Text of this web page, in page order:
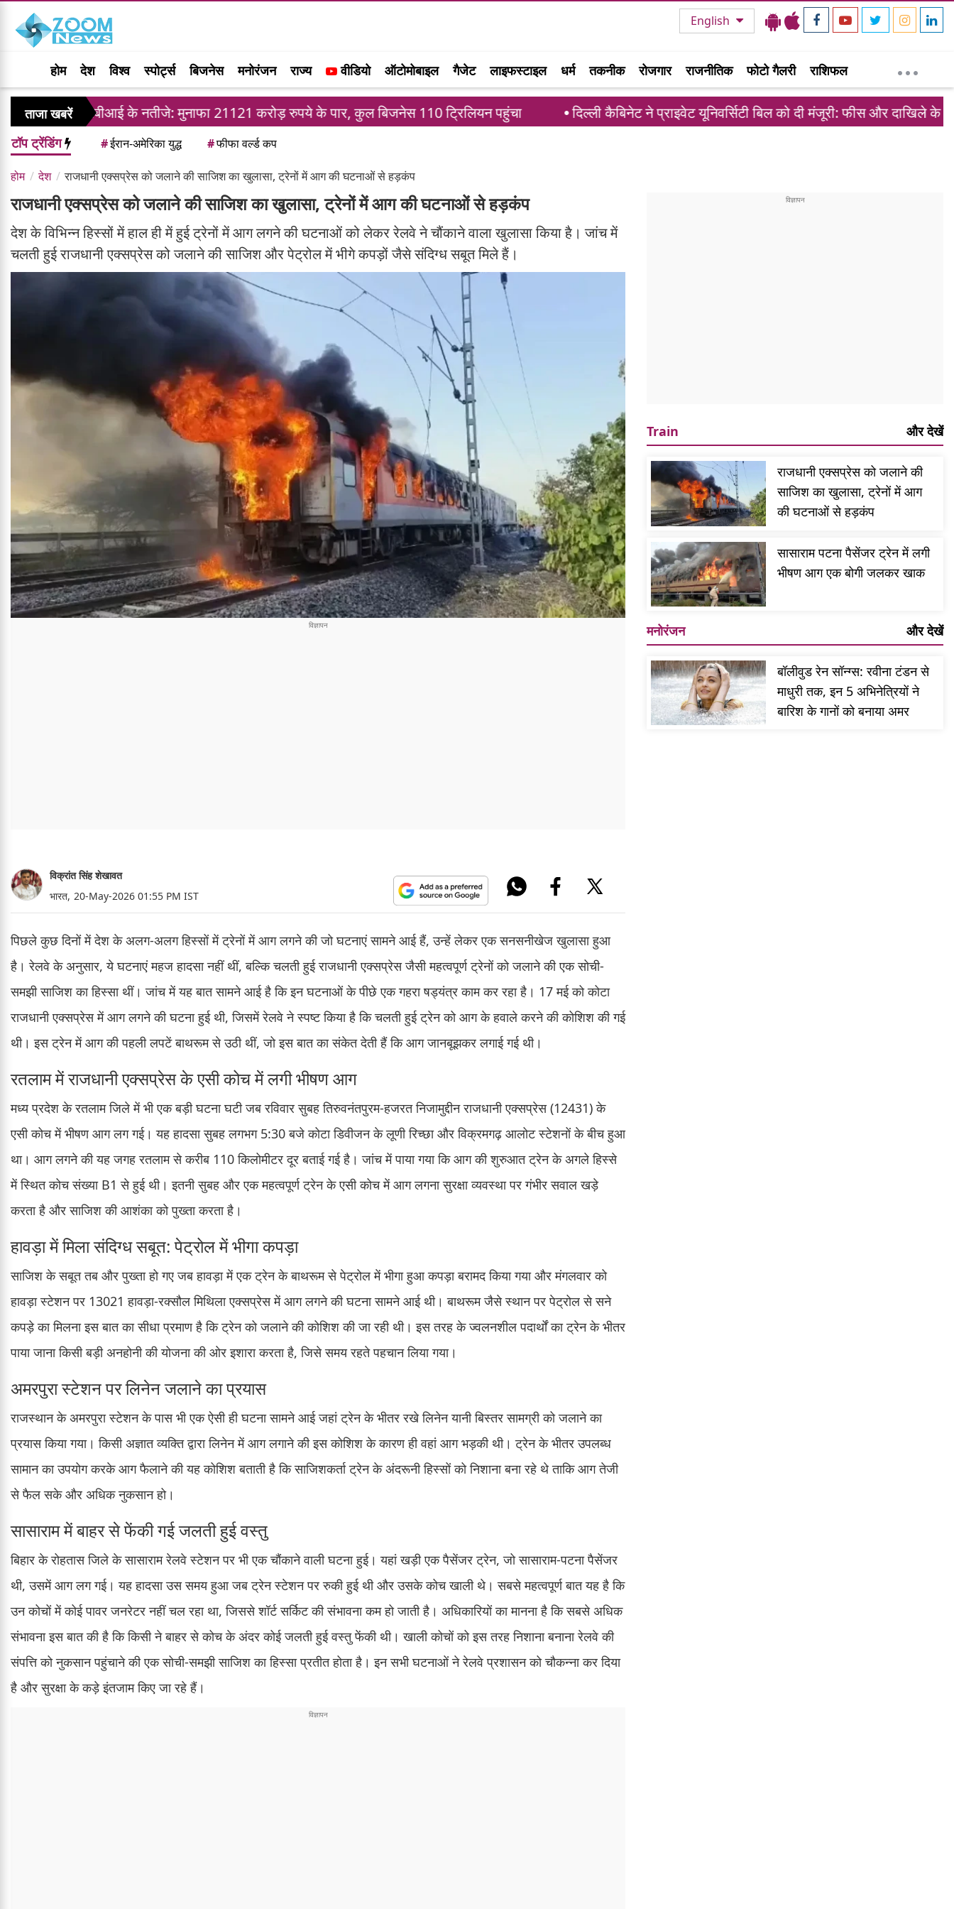
English
होम देश विश्व स्पोर्ट्स बिजनेस मनोरंजन राज्य वीडियो ऑटोमोबाइल गैजेट लाइफस्टाइल धर्म तकनीक रोजगार राजनीतिक फोटो गैलरी राशिफल
ताजा खबरें
एसबीआई के नतीजे: मुनाफा 21121 करोड़ रुपये के पार, कुल बिजनेस 110 ट्रिलियन पहुंचा दिल्ली कैबिनेट ने प्राइवेट यूनिवर्सिटी बिल को दी मंजूरी: फीस और दाखिले के नए नियम लागू
टॉप ट्रेंडिंग #ईरान-अमेरिका युद्ध #फीफा वर्ल्ड कप
होम देश राजधानी एक्सप्रेस को जलाने की साजिश का खुलासा, ट्रेनों में आग की घटनाओं से हड़कंप
राजधानी एक्सप्रेस को जलाने की साजिश का खुलासा, ट्रेनों में आग की घटनाओं से हड़कंप
देश के विभिन्न हिस्सों में हाल ही में हुई ट्रेनों में आग लगने की घटनाओं को लेकर रेलवे ने चौंकाने वाला खुलासा किया है। जांच में
चलती हुई राजधानी एक्सप्रेस को जलाने की साजिश और पेट्रोल में भीगे कपड़ों जैसे संदिग्ध सबूत मिले हैं।
विक्रांत सिंह शेखावत
भारत, 20-May-2026 01:55 PM IST
पिछले कुछ दिनों में देश के अलग-अलग हिस्सों में ट्रेनों में आग लगने की जो घटनाएं सामने आई हैं, उन्हें लेकर एक सनसनीखेज खुलासा हुआ
है। रेलवे के अनुसार, ये घटनाएं महज हादसा नहीं थीं, बल्कि चलती हुई राजधानी एक्सप्रेस जैसी महत्वपूर्ण ट्रेनों को जलाने की एक सोची-
समझी साजिश का हिस्सा थीं। जांच में यह बात सामने आई है कि इन घटनाओं के पीछे एक गहरा षड्यंत्र काम कर रहा है। 17 मई को कोटा
राजधानी एक्सप्रेस में आग लगने की घटना हुई थी, जिसमें रेलवे ने स्पष्ट किया है कि चलती हुई ट्रेन को आग के हवाले करने की कोशिश की गई
थी। इस ट्रेन में आग की पहली लपटें बाथरूम से उठी थीं, जो इस बात का संकेत देती हैं कि आग जानबूझकर लगाई गई थी।
रतलाम में राजधानी एक्सप्रेस के एसी कोच में लगी भीषण आग
मध्य प्रदेश के रतलाम जिले में भी एक बड़ी घटना घटी जब रविवार सुबह तिरुवनंतपुरम-हजरत निजामुद्दीन राजधानी एक्सप्रेस (12431) के
एसी कोच में भीषण आग लग गई। यह हादसा सुबह लगभग 5:30 बजे कोटा डिवीजन के लूणी रिच्छा और विक्रमगढ़ आलोट स्टेशनों के बीच हुआ
था। आग लगने की यह जगह रतलाम से करीब 110 किलोमीटर दूर बताई गई है। जांच में पाया गया कि आग की शुरुआत ट्रेन के अगले हिस्से
में स्थित कोच संख्या B1 से हुई थी। इतनी सुबह और एक महत्वपूर्ण ट्रेन के एसी कोच में आग लगना सुरक्षा व्यवस्था पर गंभीर सवाल खड़े
करता है और साजिश की आशंका को पुख्ता करता है।
हावड़ा में मिला संदिग्ध सबूत: पेट्रोल में भीगा कपड़ा
साजिश के सबूत तब और पुख्ता हो गए जब हावड़ा में एक ट्रेन के बाथरूम से पेट्रोल में भीगा हुआ कपड़ा बरामद किया गया और मंगलवार को
हावड़ा स्टेशन पर 13021 हावड़ा-रक्सौल मिथिला एक्सप्रेस में आग लगने की घटना सामने आई थी। बाथरूम जैसे स्थान पर पेट्रोल से सने
कपड़े का मिलना इस बात का सीधा प्रमाण है कि ट्रेन को जलाने की कोशिश की जा रही थी। इस तरह के ज्वलनशील पदार्थों का ट्रेन के भीतर
पाया जाना किसी बड़ी अनहोनी की योजना की ओर इशारा करता है, जिसे समय रहते पहचान लिया गया।
अमरपुरा स्टेशन पर लिनेन जलाने का प्रयास
राजस्थान के अमरपुरा स्टेशन के पास भी एक ऐसी ही घटना सामने आई जहां ट्रेन के भीतर रखे लिनेन यानी बिस्तर सामग्री को जलाने का
प्रयास किया गया। किसी अज्ञात व्यक्ति द्वारा लिनेन में आग लगाने की इस कोशिश के कारण ही वहां आग भड़की थी। ट्रेन के भीतर उपलब्ध
सामान का उपयोग करके आग फैलाने की यह कोशिश बताती है कि साजिशकर्ता ट्रेन के अंदरूनी हिस्सों को निशाना बना रहे थे ताकि आग तेजी
से फैल सके और अधिक नुकसान हो।
सासाराम में बाहर से फेंकी गई जलती हुई वस्तु
बिहार के रोहतास जिले के सासाराम रेलवे स्टेशन पर भी एक चौंकाने वाली घटना हुई। यहां खड़ी एक पैसेंजर ट्रेन, जो सासाराम-पटना पैसेंजर
थी, उसमें आग लग गई। यह हादसा उस समय हुआ जब ट्रेन स्टेशन पर रुकी हुई थी और उसके कोच खाली थे। सबसे महत्वपूर्ण बात यह है कि
उन कोचों में कोई पावर जनरेटर नहीं चल रहा था, जिससे शॉर्ट सर्किट की संभावना कम हो जाती है। अधिकारियों का मानना है कि सबसे अधिक
संभावना इस बात की है कि किसी ने बाहर से कोच के अंदर कोई जलती हुई वस्तु फेंकी थी। खाली कोचों को इस तरह निशाना बनाना रेलवे की
संपत्ति को नुकसान पहुंचाने की एक सोची-समझी साजिश का हिस्सा प्रतीत होता है। इन सभी घटनाओं ने रेलवे प्रशासन को चौकन्ना कर दिया
है और सुरक्षा के कड़े इंतजाम किए जा रहे हैं।
Train और देखें
राजधानी एक्सप्रेस को जलाने की
साजिश का खुलासा, ट्रेनों में आग
की घटनाओं से हड़कंप
सासाराम पटना पैसेंजर ट्रेन में लगी
भीषण आग एक बोगी जलकर खाक
मनोरंजन और देखें
बॉलीवुड रेन सॉन्ग्स: रवीना टंडन से
माधुरी तक, इन 5 अभिनेत्रियों ने
बारिश के गानों को बनाया अमर